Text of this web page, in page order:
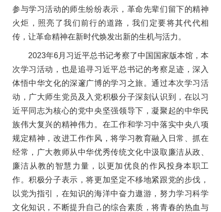
参与学习活动的师生纷纷表示，革命先辈们留下的精神
火炬，照亮了我们前行的道路，我们定要将其代代相
传，让革命精神在新时代焕发出新的生机与活力。
2023年6月习近平总书记考察了中国国家版本馆，本
次学习活动，也是追寻习近平总书记的考察足迹，深入
体悟中华文化的深邃广博的学习之旅。通过本次学习活
动，广大师生党员及入党积极分子深刻认识到，在以习
近平同志为核心的党中央坚强领导下，凝聚起的中华民
族伟大复兴的精神伟力。在工作和学习中落实中央八项
规定精神，改进工作作风，将学习教育融入日常、抓在
经常，广大教师从中华优秀传统文化中汲取廉洁从政、
廉洁从教的智慧力量，以更加优良的作风投身本职工
作。积极分子表示，将更加坚定不移地紧跟党的步伐，
以党为指引，在知识的海洋中奋力遨游，努力学习科学
文化知识，不断提升自己的综合素质，将青春的热血与